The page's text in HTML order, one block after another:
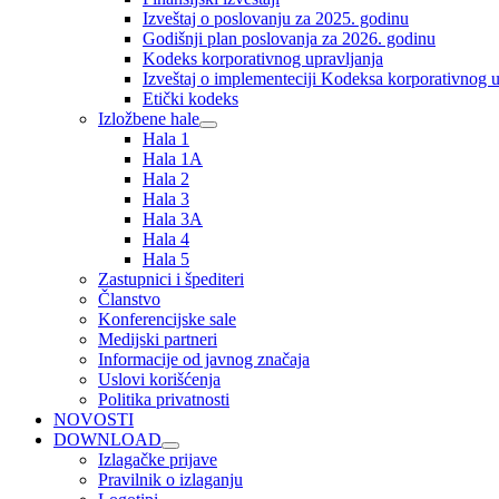
Izveštaj o poslovanju za 2025. godinu
Godišnji plan poslovanja za 2026. godinu
Kodeks korporativnog upravljanja
Izveštaj o implementeciji Kodeksa korporativnog
Etički kodeks
Izložbene hale
Hala 1
Hala 1A
Hala 2
Hala 3
Hala 3A
Hala 4
Hala 5
Zastupnici i špediteri
Članstvo
Konferencijske sale
Medijski partneri
Informacije od javnog značaja
Uslovi korišćenja
Politika privatnosti
NOVOSTI
DOWNLOAD
Izlagačke prijave
Pravilnik o izlaganju